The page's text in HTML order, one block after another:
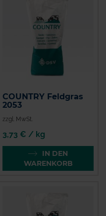
COUNTRY Feldgras
2053
zzgl. MwSt.
3,73 € / kg
IN DEN
WARENKORB